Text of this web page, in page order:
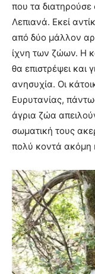
που τα διατηρούσε
Λεπιανά. Εκεί
από δύο μάλλον
ίχνη των ζώων. Η
θα επιστρέψει και
ανησυχία. Οι
Ευρυτανίας,
άγρια ζώα
σωματική τους
πολύ κοντά ακόμη